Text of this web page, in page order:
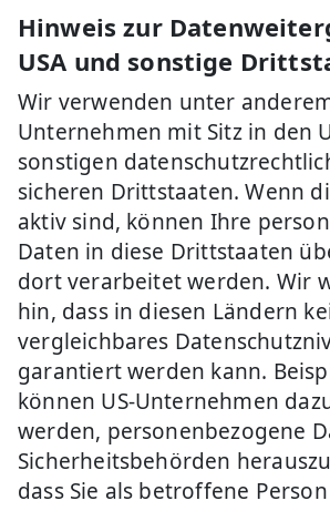
Hinweis zur
USA und sonstige
Wir verwenden unter
Unternehmen mit Sitz in den
sonstigen
sicheren Drittstaaten. Wenn
aktiv sind, können Ihre
Daten in diese Drittstaaten
dort verarbeitet werden. Wir
hin, dass in diesen Ländern
vergleichbares
garantiert werden kann.
können US-Unternehmen
werden, personenbezogene
Sicherheitsbehörden
dass Sie als betroffene